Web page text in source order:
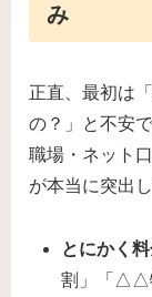
み
正直、最初は
の？」と不安
職場・ネット
が本当に突出
とにかく
割」「△△